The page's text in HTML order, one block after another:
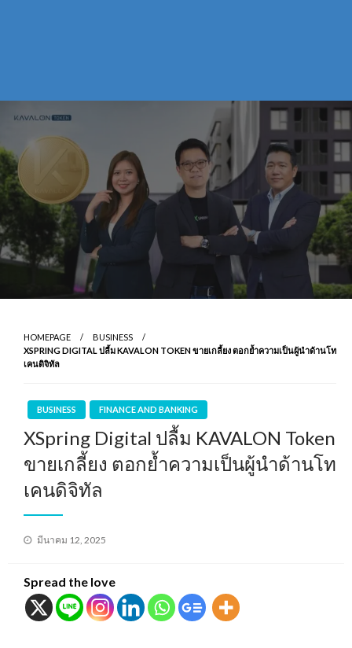
HOMEPAGE
BUSINESS
XSPRING DIGITAL ปลื้ม KAVALON TOKEN ขายเกลี้ยง ตอกย้ำความเป็นผู้นำด้านโท
เคนดิจิทัล
BUSINESS FINANCE AND BANKING
XSpring Digital ปลื้ม KAVALON Token
ขายเกลี้ยง ตอกย้ำความเป็นผู้นำด้านโท
เคนดิจิทัล
Posted
มีนาคม 12, 2025
Spread the love